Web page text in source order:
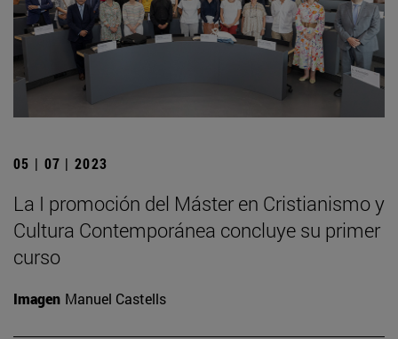
05 | 07 | 2023
La I promoción del Máster en Cristianismo y
Cultura Contemporánea concluye su primer
curso
Imagen Manuel Castells